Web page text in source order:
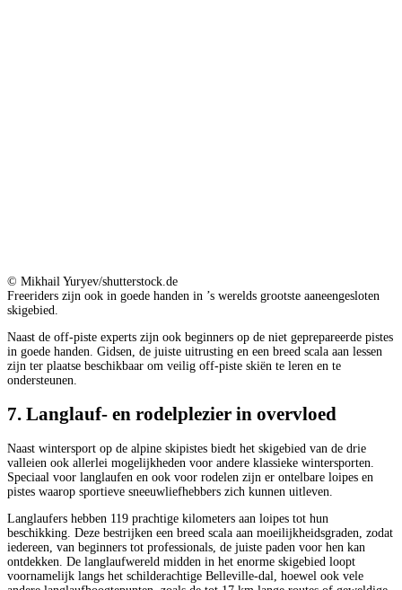
© Mikhail Yuryev/shutterstock.de
Freeriders zijn ook in goede handen in ’s werelds grootste aaneengesloten
skigebied.
Naast de off-piste experts zijn ook beginners op de niet geprepareerde pistes
in goede handen. Gidsen, de juiste uitrusting en een breed scala aan lessen
zijn ter plaatse beschikbaar om veilig off-piste skiën te leren en te
ondersteunen.
7. Langlauf- en rodelplezier in overvloed
Naast wintersport op de alpine skipistes biedt het skigebied van de drie
valleien ook allerlei mogelijkheden voor andere klassieke wintersporten.
Speciaal voor langlaufen en ook voor rodelen zijn er ontelbare loipes en
pistes waarop sportieve sneeuwliefhebbers zich kunnen uitleven.
Langlaufers hebben 119 prachtige kilometers aan loipes tot hun
beschikking. Deze bestrijken een breed scala aan moeilijkheidsgraden, zodat
iedereen, van beginners tot professionals, de juiste paden voor hen kan
ontdekken. De langlaufwereld midden in het enorme skigebied loopt
voornamelijk langs het schilderachtige Belleville-dal, hoewel ook vele